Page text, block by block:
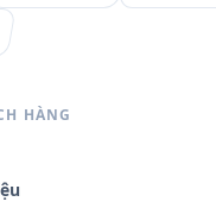
HÀNG